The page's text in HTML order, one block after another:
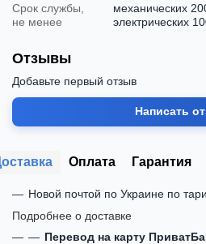
Срок службы,
не менее
механических
электрических
Отзывы
Добавьте первый отзыв
Написать
Оплата Гарантия
Новой почтой по Украине по
Подробнее о доставке
Перевод на карту